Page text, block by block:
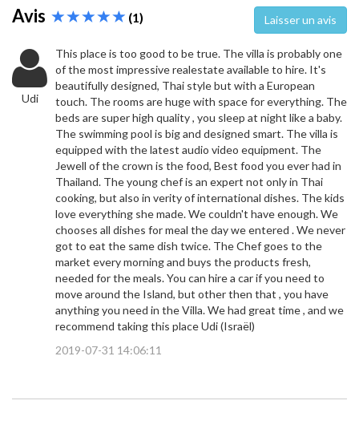
Avis (1) Laisser un avis
Udi
This place is too good to be true. The villa is probably one
of the most impressive realestate available to hire. It's
beautifully designed, Thai style but with a European
touch. The rooms are huge with space for everything. The
beds are super high quality , you sleep at night like a baby.
The swimming pool is big and designed smart. The villa is
equipped with the latest audio video equipment. The
Jewell of the crown is the food, Best food you ever had in
Thailand. The young chef is an expert not only in Thai
cooking, but also in verity of international dishes. The kids
love everything she made. We couldn't have enough. We
chooses all dishes for meal the day we entered . We never
got to eat the same dish twice. The Chef goes to the
market every morning and buys the products fresh,
needed for the meals. You can hire a car if you need to
move around the Island, but other then that , you have
anything you need in the Villa. We had great time , and we
recommend taking this place Udi (Israël)
2019-07-31 14:06:11